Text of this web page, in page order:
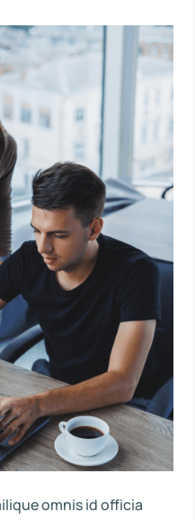
omnis id officia